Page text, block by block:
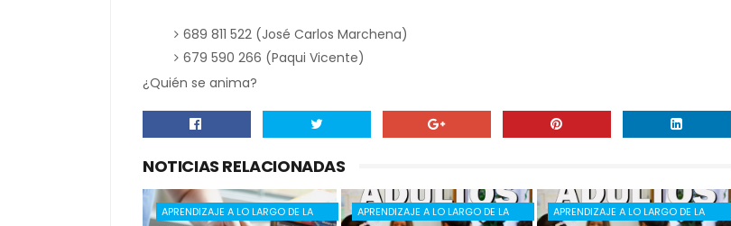
689 811 522 (José Carlos Marchena)
679 590 266 (Paqui Vicente)
¿Quién se anima?
NOTICIAS RELACIONADAS
APRENDIZAJE A LO LARGO DE LA
APRENDIZAJE A LO LARGO DE LA
APRENDIZAJE A LO LARGO DE LA